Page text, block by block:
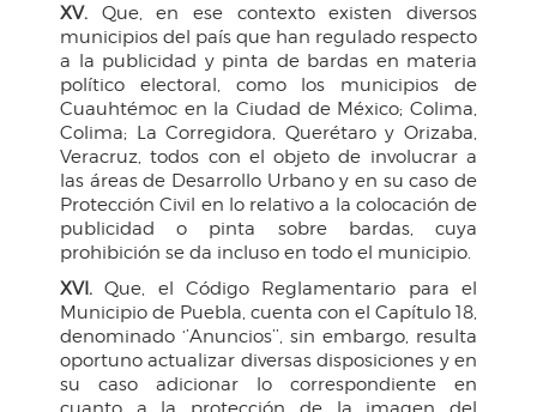
XV. Que, en ese contexto existen diversos
municipios del país que han regulado respecto
a la publicidad y pinta de bardas en materia
político electoral, como los municipios de
Cuauhtémoc en la Ciudad de México; Colima,
Colima; La Corregidora, Querétaro y Orizaba,
Veracruz, todos con el objeto de involucrar a
las áreas de Desarrollo Urbano y en su caso de
Protección Civil en lo relativo a la colocación de
publicidad o pinta sobre bardas, cuya
prohibición se da incluso en todo el municipio.
XVI. Que, el Código Reglamentario para el
Municipio de Puebla, cuenta con el Capítulo 18,
denominado ‘’Anuncios’’, sin embargo, resulta
oportuno actualizar diversas disposiciones y en
su caso adicionar lo correspondiente en